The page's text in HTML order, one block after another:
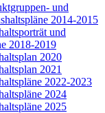
und
2014-2015
und
2018-2019
2020
2021
2022-2023
2024
2025